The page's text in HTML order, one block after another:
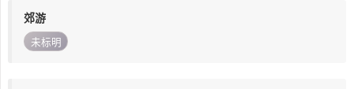
郊游
未标明